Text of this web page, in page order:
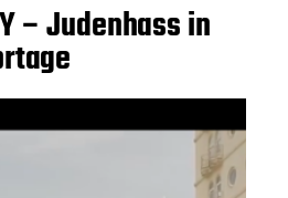
– Judenhass in